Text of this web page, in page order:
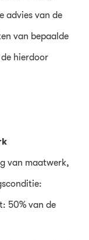
advies van de
van bepaalde
hierdoor
van maatwerk,
50% van de